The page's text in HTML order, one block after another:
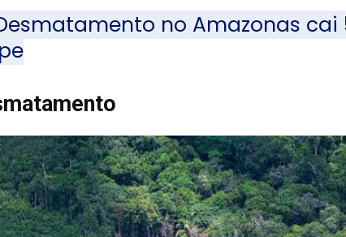
no Amazonas cai